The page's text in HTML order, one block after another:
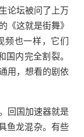
论坛被问了上万
《这就是街舞》
频也一样，它们
国内完全割裂。
用，想看的剧依
回国加速器就是
鱼龙混杂。有些